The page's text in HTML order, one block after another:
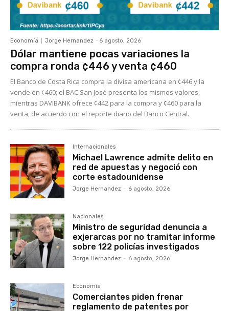
Economía Jorge Hernandez - 6 agosto, 2026
Dólar mantiene pocas variaciones la
compra ronda ¢446 y venta ¢460
El Banco de Costa Rica compra la divisa americana en ¢446 y la
vende en ¢460; el BAC San José presenta los mismos valores,
mientras DAVIBANK ofrece ¢442 para la compra y ¢460 para la
venta, de acuerdo con el reporte diario del Banco Central.
Internacionales
Michael Lawrence admite delito en
red de apuestas y negoció con
corte estadounidense
Jorge Hernandez - 6 agosto, 2026
Nacionales
Ministro de seguridad denuncia a
exjerarcas por no tramitar informe
sobre 122 policías investigados
Jorge Hernandez - 6 agosto, 2026
Economía
Comerciantes piden frenar
reglamento de patentes por